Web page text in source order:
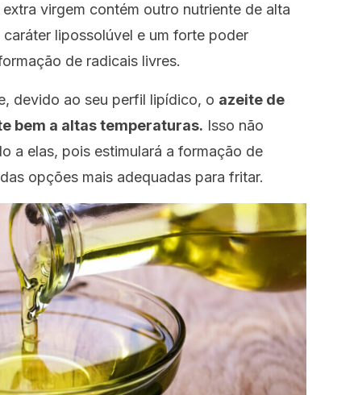
virgem contém outro nutriente de alta
lipossolúvel e um forte poder
de radicais livres.
devido ao seu perfil lipídico, o azeite de
bem a altas temperaturas. Isso não
a elas, pois estimulará a formação de
opções mais adequadas para fritar.